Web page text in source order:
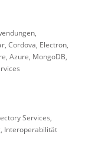
Cordova, Electron,
Azure, MongoDB,
Services,
Interoperabilität